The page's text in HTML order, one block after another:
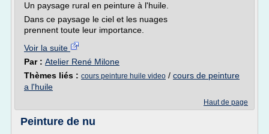
Un paysage rural en peinture à l'huile.
Dans ce paysage le ciel et les nuages
prennent toute leur importance.
Voir la suite
Par : Atelier René Milone
Thèmes liés : cours peinture huile video / cours de peinture
a l'huile
Haut de page
Peinture de nu